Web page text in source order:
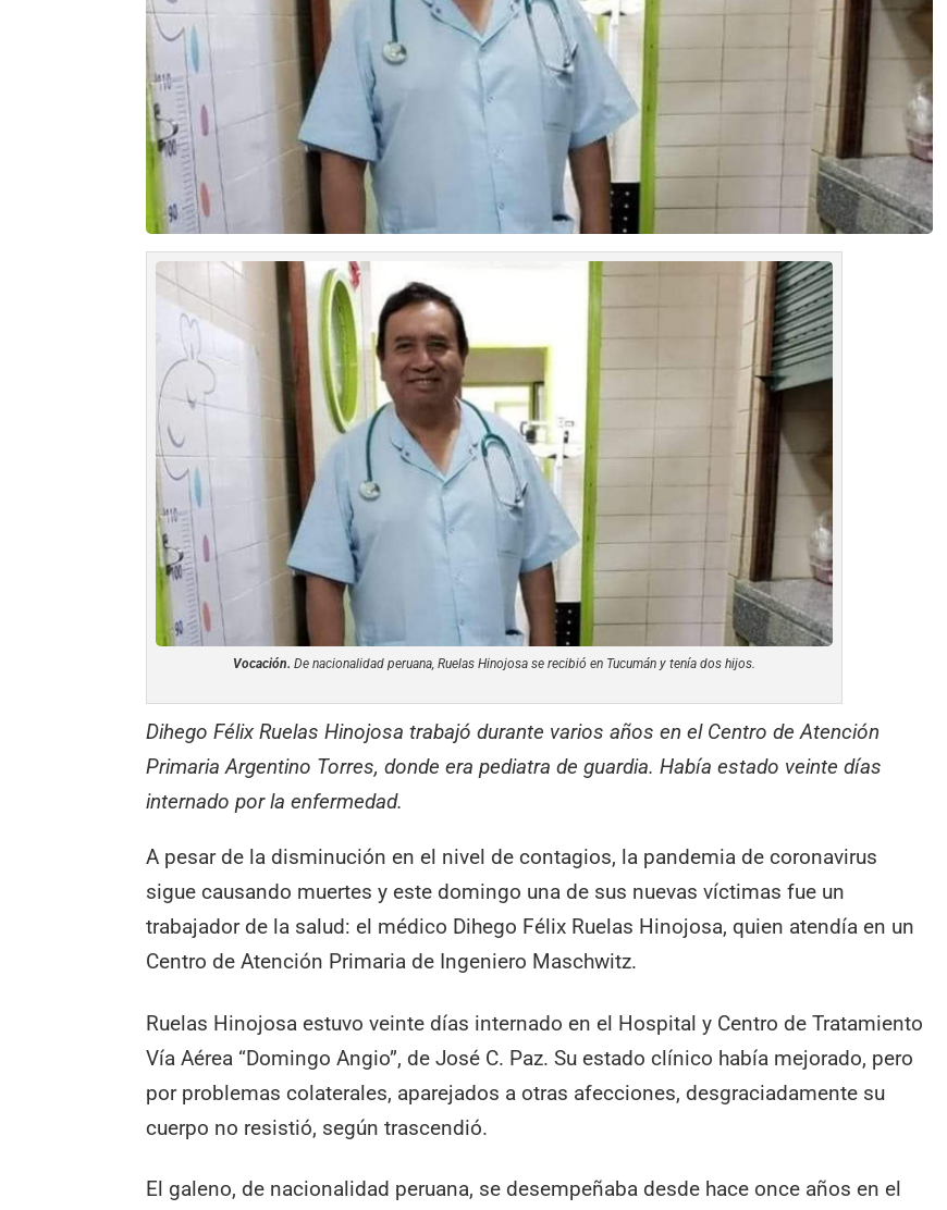
Vocación. De nacionalidad peruana, Ruelas Hinojosa se recibió en Tucumán y tenía dos hijos.
Dihego Félix Ruelas Hinojosa trabajó durante varios años en el Centro de Atención
Primaria Argentino Torres, donde era pediatra de guardia. Había estado veinte días
internado por la enfermedad.
A pesar de la disminución en el nivel de contagios, la pandemia de coronavirus
sigue causando muertes y este domingo una de sus nuevas víctimas fue un
trabajador de la salud: el médico Dihego Félix Ruelas Hinojosa, quien atendía en un
Centro de Atención Primaria de Ingeniero Maschwitz.
Ruelas Hinojosa estuvo veinte días internado en el Hospital y Centro de Tratamiento
Vía Aérea “Domingo Angio”, de José C. Paz. Su estado clínico había mejorado, pero
por problemas colaterales, aparejados a otras afecciones, desgraciadamente su
cuerpo no resistió, según trascendió.
El galeno, de nacionalidad peruana, se desempeñaba desde hace once años en el